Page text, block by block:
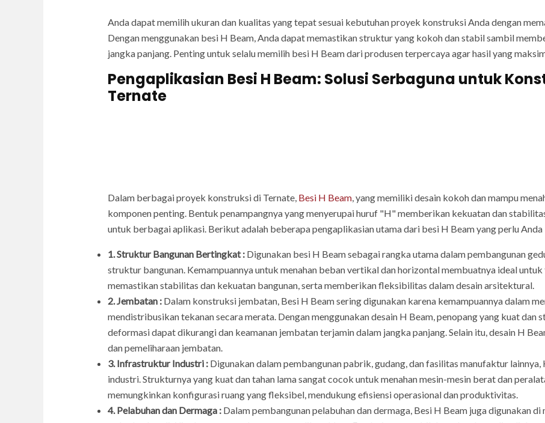
Anda dapat memilih ukuran dan kualitas yang tepat sesuai kebutuhan proyek konstruksi Anda dengan
Dengan menggunakan besi H Beam, Anda dapat memastikan struktur yang kokoh dan stabil sambil
jangka panjang. Penting untuk selalu memilih besi H Beam dari produsen terpercaya agar hasil yang
Pengaplikasian Besi H Beam: Solusi Serbaguna untuk
Ternate
Dalam berbagai proyek konstruksi di Ternate, Besi H Beam, yang memiliki desain kokoh dan mampu
komponen penting. Bentuk penampangnya yang menyerupai huruf "H" memberikan kekuatan dan
untuk berbagai aplikasi. Berikut adalah beberapa pengaplikasian utama dari besi H Beam yang perlu Anda
1. Struktur Bangunan Bertingkat :Digunakan besi H Beam sebagai rangka utama dalam pembangunan
struktur bangunan. Kemampuannya untuk menahan beban vertikal dan horizontal membuatnya ideal
memastikan stabilitas dan kekuatan bangunan, serta memberikan fleksibilitas dalam desain arsitektural.
2. Jembatan :Dalam konstruksi jembatan, Besi H Beam sering digunakan karena kemampuannya dalam
mendistribusikan tekanan secara merata. Dengan menggunakan desain H Beam, penopang yang kuat
deformasi dapat dikurangi dan keamanan jembatan terjamin dalam jangka panjang. Selain itu, desain H
dan pemeliharaan jembatan.
3. Infrastruktur Industri :Digunakan dalam pembangunan pabrik, gudang, dan fasilitas manufaktur
industri. Strukturnya yang kuat dan tahan lama sangat cocok untuk menahan mesin-mesin berat dan
memungkinkan konfigurasi ruang yang fleksibel, mendukung efisiensi operasional dan produktivitas.
4. Pelabuhan dan Dermaga :Dalam pembangunan pelabuhan dan dermaga, Besi H Beam juga digunakan di